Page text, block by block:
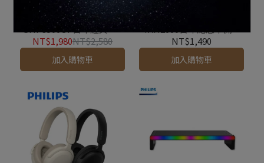
【PHILIPS飛利浦】
SHP9500CY 百年經典 Hi-
Fi有線耳罩式耳機
NT$1,980NT$2,580
加入購物車
【PHILIPS飛利浦】
頭戴式藍牙耳機
NT$1,490
加入購物車